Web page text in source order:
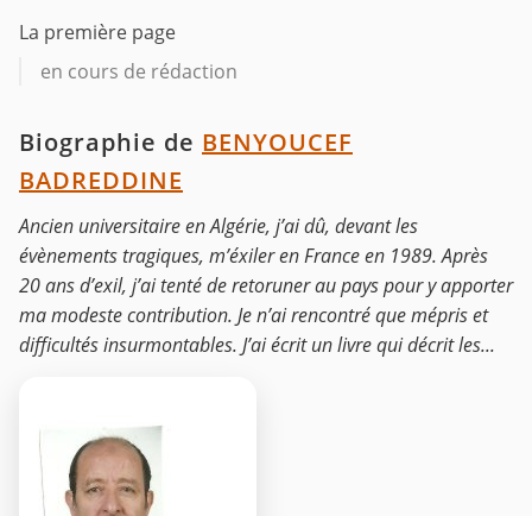
La première page
en cours de rédaction
Biographie de BENYOUCEF
BADREDDINE
Ancien universitaire en Algérie, j’ai dû, devant les
évènements tragiques, m’éxiler en France en 1989. Après
20 ans d’exil, j’ai tenté de retoruner au pays pour y apporter
ma modeste contribution. Je n’ai rencontré que mépris et
difficultés insurmontables. J’ai écrit un livre qui décrit les...